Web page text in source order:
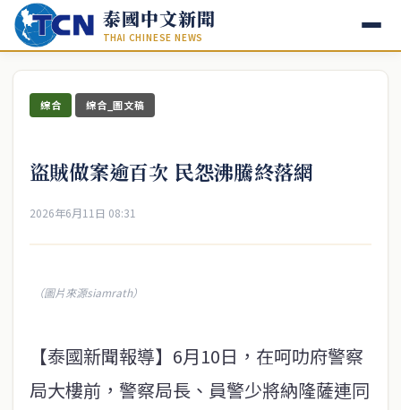
泰國中文新聞
THAI CHINESE NEWS
綜合 綜合_圖文稿
盜賊做案逾百次 民怨沸騰終落網
2026年6月11日 08:31
（圖片來源siamrath）
【泰國新聞報導】6月10日，在呵叻府警察
局大樓前，警察局長、員警少將納隆薩連同